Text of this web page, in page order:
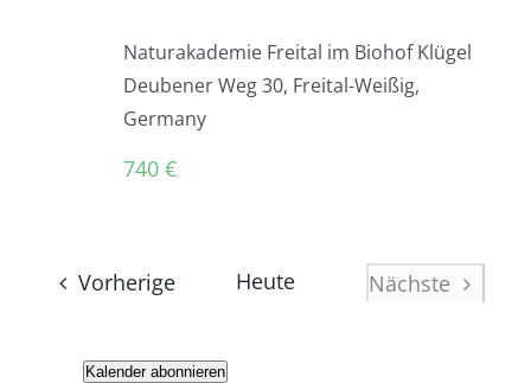
Naturakademie Freital im Biohof Klügel
Deubener Weg 30, Freital-Weißig,
Germany
740 €
VorherigeVeranstaltungen
Heute
Nächste
Kalender abonnieren